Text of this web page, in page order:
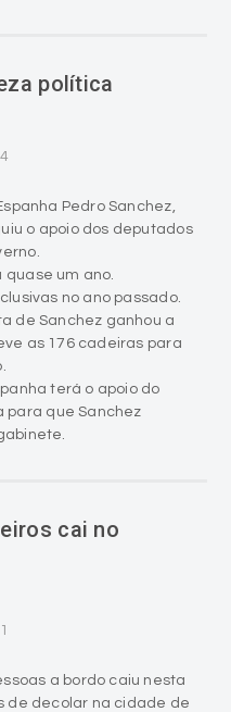
política
Pedro Sanchez,
o apoio dos deputados
quase um ano.
no ano passado.
de Sanchez ganhou a
as 176 cadeiras para
terá o apoio do
para que Sanchez
cai no
a bordo caiu nesta
de decolar na cidade de